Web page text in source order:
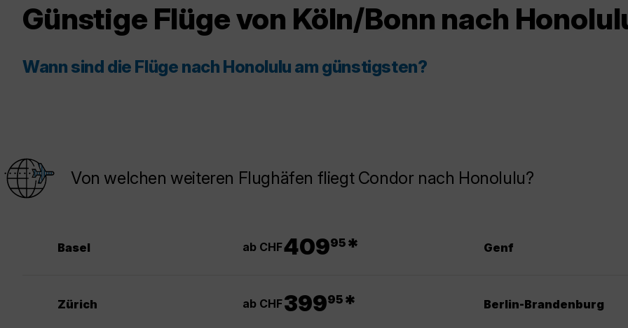
Günstige Flüge von Köln/Bonn nach
Wann sind die Flüge nach Honolulu am günstigsten?
Von welchen weiteren Flughäfen fliegt Condor nach Honolulu?
Basel ab CHF40995 * Genf
Zürich ab CHF39995 * Berlin-Brandenburg